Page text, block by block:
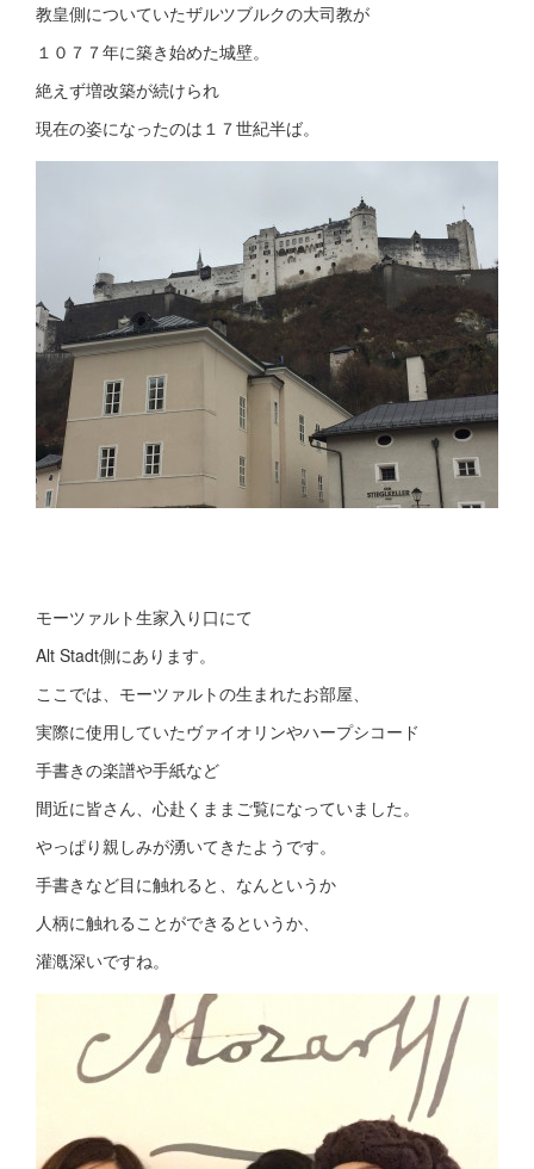
教皇側についていたザルツブルクの大司教が
１０７７年に築き始めた城壁。
絶えず増改築が続けられ
現在の姿になったのは１７世紀半ば。
モーツァルト生家入り口にて
Alt Stadt側にあります。
ここでは、モーツァルトの生まれたお部屋、
実際に使用していたヴァイオリンやハープシコード
手書きの楽譜や手紙など
間近に皆さん、心赴くままご覧になっていました。
やっぱり親しみが湧いてきたようです。
手書きなど目に触れると、なんというか
人柄に触れることができるというか、
灌漑深いですね。